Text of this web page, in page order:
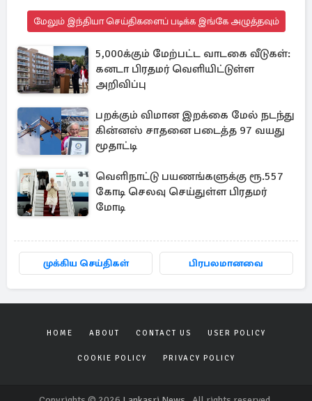
மேலும் இந்தியா செய்திகளைப் படிக்க இங்கே அழுத்தவும்
5,000க்கும் மேற்பட்ட வாடகை வீடுகள்:
கனடா பிரதமர் வெளியிட்டுள்ள
அறிவிப்பு
பறக்கும் விமான இறக்கை மேல் நடந்து
கின்னஸ் சாதனை படைத்த 97 வயது
மூதாட்டி
வெளிநாட்டு பயணங்களுக்கு ரூ.557
கோடி செலவு செய்துள்ள பிரதமர்
மோடி
முக்கிய செய்திகள் பிரபலமானவை
HOME ABOUT CONTACT US USER POLICY
COOKIE POLICY PRIVACY POLICY